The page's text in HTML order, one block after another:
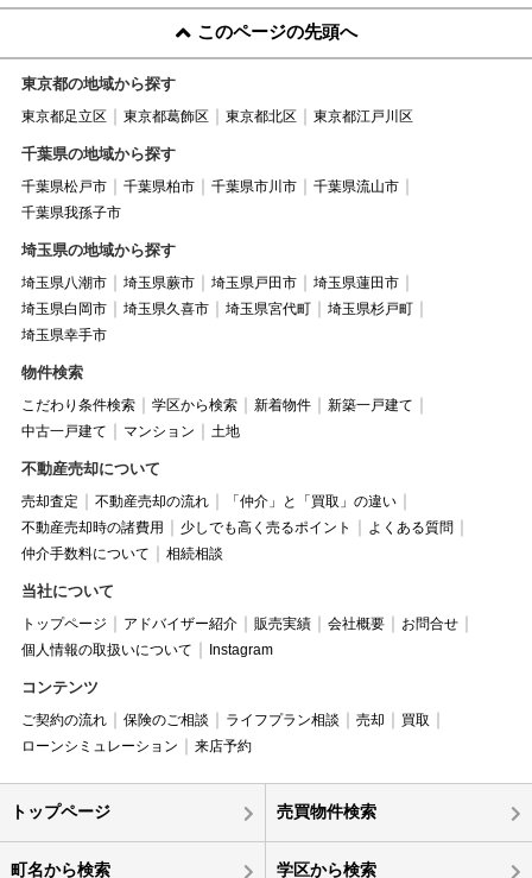
このページの先頭へ
東京都の地域から探す
東京都足立区 東京都葛飾区 東京都北区 東京都江戸川区
千葉県の地域から探す
千葉県松戸市 千葉県柏市 千葉県市川市
千葉県流山市
千葉県我孫子市
埼玉県の地域から探す
埼玉県八潮市 埼玉県蕨市 埼玉県戸田市
埼玉県蓮田市
埼玉県白岡市
埼玉県久喜市 埼玉県宮代町
埼玉県杉戸町
埼玉県幸手市
物件検索
こだわり条件検索 学区から検索 新着物件
新築一戸建て
中古一戸建て
マンション 土地
不動産売却について
売却査定 不動産売却の流れ
「仲介」と「買取」の違い
不動産売却時の諸費用
少しでも高く売るポイント
よくある質問
仲介手数料について
相続相談
当社について
トップページ アドバイザー紹介 販売実績 会社概要
お問合せ
個人情報の取扱いについて
Instagram
コンテンツ
ご契約の流れ 保険のご相談 ライフプラン相談 売却
買取
ローンシミュレーション
来店予約
トップページ 売買物件検索
町名から検索 学区から検索